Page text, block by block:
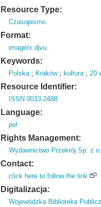
Resource Type:
Czasopismo
Format:
image/x.djvu
Keywords:
Polska; Kraków; kultura;20
Resource Identifier:
ISSN 0033-2488
Language:
pol
Rights Management:
Wydawnictwo Przekrój Sp. z
Contact:
click here to follow the link
Digitalizacja:
Wojewódzka Biblioteka